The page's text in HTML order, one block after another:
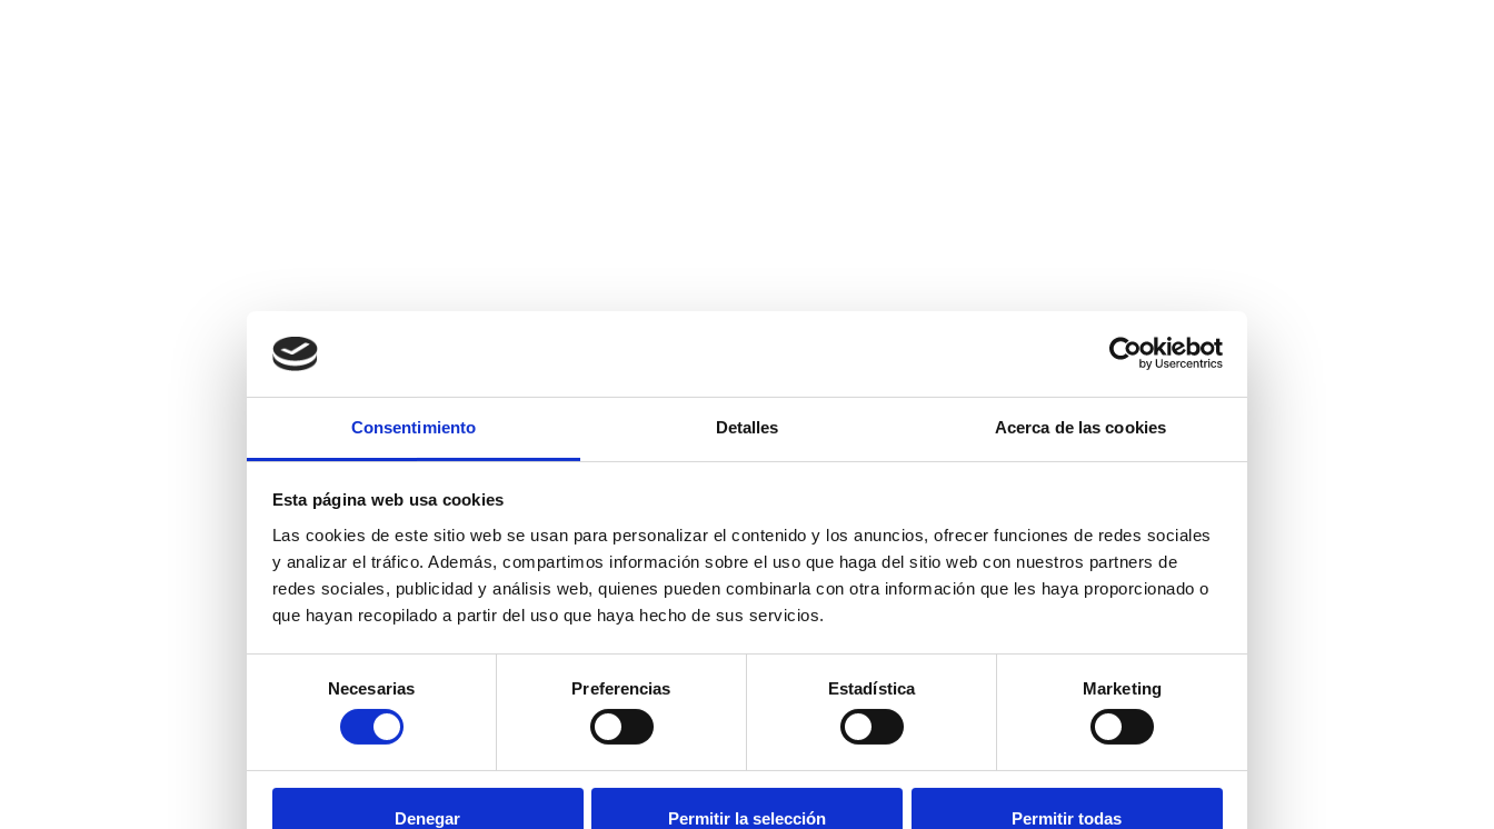
Consentimiento Detalles Acerca de las cookies
Esta página web usa cookies
Las cookies de este sitio web se usan para personalizar el contenido y los anuncios, ofrecer funciones de redes sociales
y analizar el tráfico. Además, compartimos información sobre el uso que haga del sitio web con nuestros partners de
redes sociales, publicidad y análisis web, quienes pueden combinarla con otra información que les haya proporcionado o
que hayan recopilado a partir del uso que haya hecho de sus servicios.
consentimiento
Necesarias Preferencias Estadística Marketing
Denegar Permitir la selección Permitir todas